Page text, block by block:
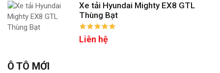
Xe tải Hyundai Mighty EX8 GTL
Thùng Bạt
Liên hệ
Ô TÔ MỚI